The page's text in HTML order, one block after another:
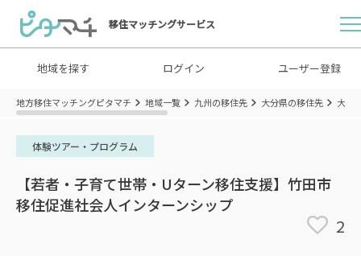
移住マッチングサービス
地域を探す ログイン ユーザー登録
地方移住マッチングピタマチ 地域一覧 九州の移住先 大分県の移住先 大分
体験ツアー・プログラム
【若者・子育て世帯・Uターン移住支援】竹田市
移住促進社会人インターンシップ
2